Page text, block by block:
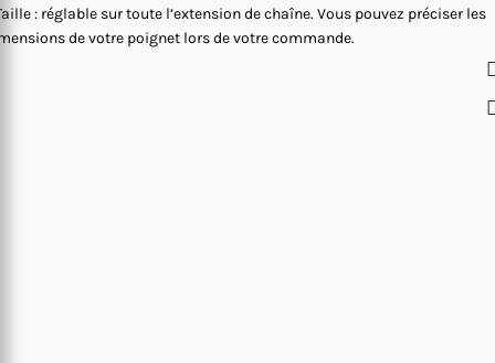
: réglable sur toute l’extension de chaîne. Vous pouvez préciser les
de votre poignet lors de votre commande.